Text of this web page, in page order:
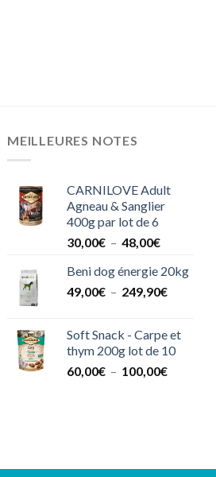
MEILLEURES NOTES
CARNILOVE Adult
Agneau & Sanglier
400g par lot de 6
30,00€ – 48,00€Plage
prix :
30,00€
Beni dog énergie 20kg
49,00€ – 249,90€Plage
49,00€
à
249,90€
Soft Snack - Carpe et
thym 200g lot de 10
60,00€ – 100,00€Plage